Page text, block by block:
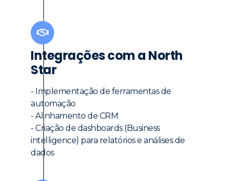
Integrações com a North
Star
- Implementação de ferramentas de
automação
- Alinhamento de CRM
- Criação de dashboards (Business
intelligence) para relatórios e análises de
dados